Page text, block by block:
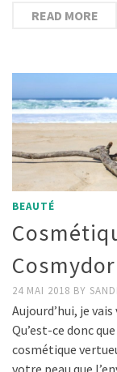
READ MORE
BEAUTÉ
Cosmydor
24 MAI 2018 BY
Aujourd’hui, je
Qu’est-ce donc
cosmétique